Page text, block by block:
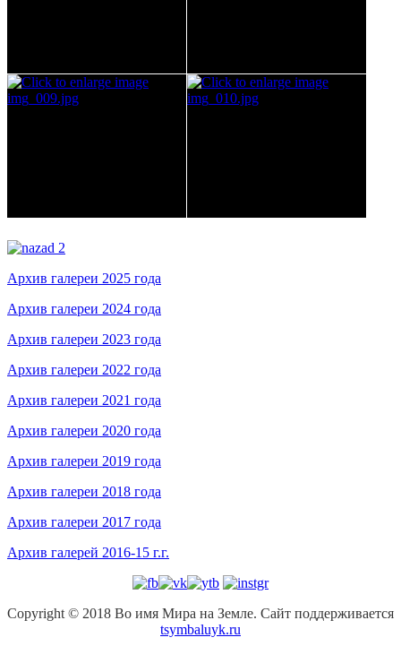
Архив галереи 2025 года
Архив галереи 2024 года
Архив галереи 2023 года
Архив галереи 2022 года
Архив галереи 2021 года
Архив галереи 2020 года
Архив галереи 2019 года
Архив галереи 2018 года
Архив галереи 2017 года
Архив галерей 2016-15 г.г.
Copyright © 2018 Во имя Мира на Земле. Сайт поддерживается
tsymbaluyk.ru